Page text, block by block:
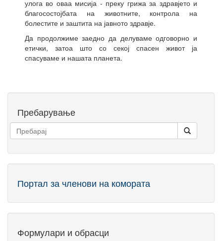
улога во оваа мисија - преку грижа за здравјето и
благосостојбата на животните, контрола на
болестите и заштита на јавното здравје.
Да продолжиме заедно да делуваме одговорно и
етички, затоа што со секој спасен живот ја
спасуваме и нашата планета.
Пребарување
Портал за членови на комората
Формулари и обрасци